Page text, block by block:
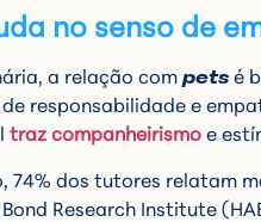
no senso de
a relação com pets é
responsabilidade e
traz companheirismo e
74% dos tutores relatam
Research Institute